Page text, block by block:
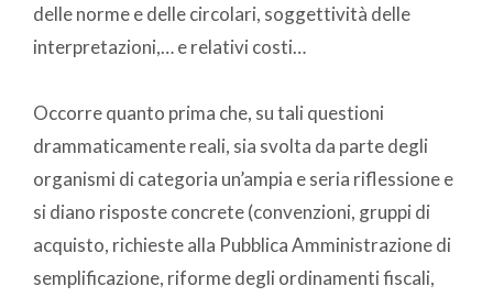
delle norme e delle circolari, soggettività delle
interpretazioni,… e relativi costi…
Occorre quanto prima che, su tali questioni
drammaticamente reali, sia svolta da parte degli
organismi di categoria un’ampia e seria riflessione e
si diano risposte concrete (convenzioni, gruppi di
acquisto, richieste alla Pubblica Amministrazione di
semplificazione, riforme degli ordinamenti fiscali,